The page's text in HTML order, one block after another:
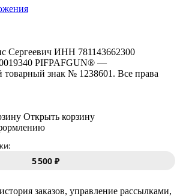
Сергеевич ИНН 781143662300
PIFPAFGUN® —
товарный знак № 1238601. Все права
Открыть корзину
5 500 ₽
заказов, управление рассылками,